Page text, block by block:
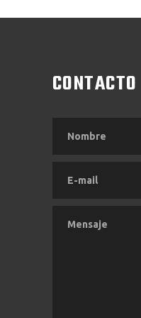
CONTACTO